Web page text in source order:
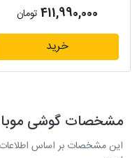
411,990,000 تومان
خرید
مشخصات گوشی موبایل اپل
این مشخصات بر اساس